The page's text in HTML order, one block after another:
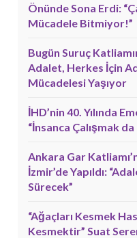
Önünde Sona Erdi:
Mücadele Bitmiyor!”
Bugün Suruç
Adalet, Herkes İçin
Mücadelesi Yaşıyor
İHD’nin 40. Yılında
“İnsanca Çalışmak
Ankara Gar
İzmir’de Yapıldı:
Sürecek”
“Ağaçları Kesmek
Kesmektir” Suat